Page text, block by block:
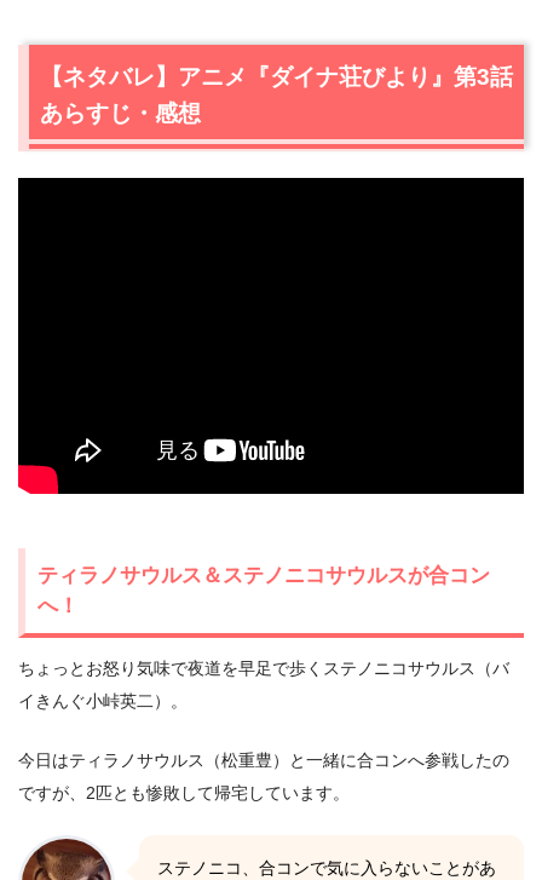
【ネタバレ】アニメ『ダイナ荘びより』第3話
あらすじ・感想
ティラノサウルス＆ステノニコサウルスが合コン
へ！
ちょっとお怒り気味で夜道を早足で歩くステノニコサウルス（バ
イきんぐ小峠英二）。
今日はティラノサウルス（松重豊）と一緒に合コンへ参戦したの
ですが、2匹とも惨敗して帰宅しています。
ステノニコ、合コンで気に入らないことがあ